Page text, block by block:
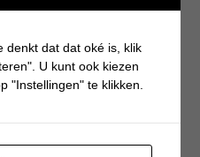
denkt dat dat oké is, klik
U kunt ook kiezen
"Instellingen" te klikken.